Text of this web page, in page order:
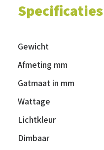
Specificaties
Gewicht
Afmeting mm
Gatmaat in mm
Wattage
Lichtkleur
Dimbaar